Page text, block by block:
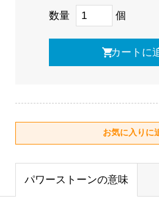
数量 個
パワーストーンの意味